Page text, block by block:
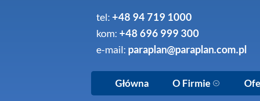
tel: +48 94 719 1000
kom: +48 696 999 300
e-mail: paraplan@paraplan.com.pl
Główna O Firmie